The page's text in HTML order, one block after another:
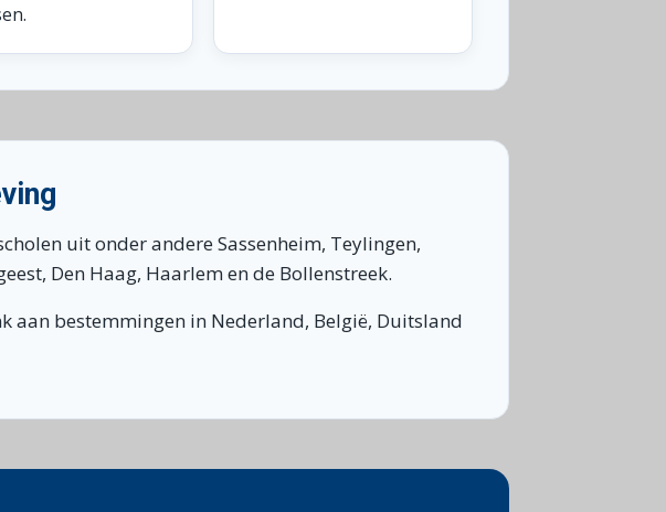
uit onder andere Sassenheim, Teylingen,
Den Haag, Haarlem en de Bollenstreek.
aan bestemmingen in Nederland, België, Duitsland